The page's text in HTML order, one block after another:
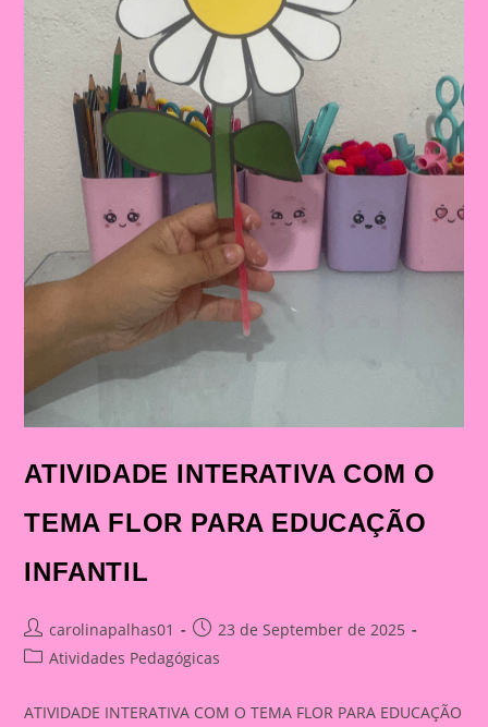
ATIVIDADE INTERATIVA COM O
TEMA FLOR PARA EDUCAÇÃO
INFANTIL
Post
author:
carolinapalhas01
Post
published:
23 de September de 2025
PostAtividades Pedagógicas
ATIVIDADE INTERATIVA COM O TEMA FLOR PARA EDUCAÇÃO